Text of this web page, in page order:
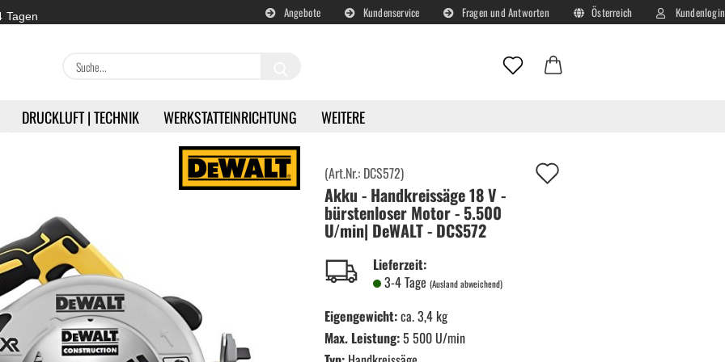
Tagen Angebote Kundenservice Fragen und Antworten Österreich Kundenlogin
Passwort vergessen?
DRUCKLUFT | TECHNIK WERKSTATTEINRICHTUNG WEITERE
Akku | Werkzeuge anzeigen
DeWALT | Akkugeräte
RETTER | Akkugeräte
» Akku - Handkreissäge 18 V - bürstenloser Motor - 5.500 U/min| DeWALT - DCS572
(Art.Nr.: DCS572)
Akku - Handkreissäge 18 V -
bürstenloser Motor - 5.500
U/min| DeWALT - DCS572
Lieferzeit:
3-4 Tage (Ausland abweichend)
Eigengewicht:ca. 3,4 kg
Max. Leistung:5 500 U/min